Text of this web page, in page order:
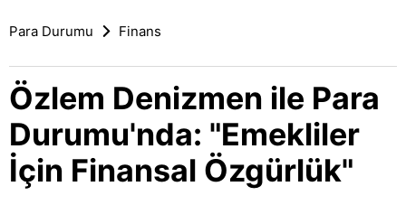
Para Durumu Finans
Özlem Denizmen ile Para
Durumu'nda: "Emekliler
İçin Finansal Özgürlük"